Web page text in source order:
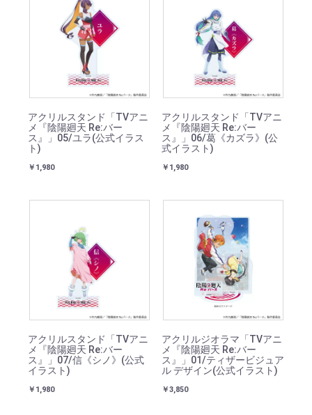
アクリルスタンド「TVアニ
メ『陰陽廻天 Re:バー
ス』」05/ユラ(公式イラス
ト)
￥1,980
アクリルスタンド「TVアニ
メ『陰陽廻天 Re:バー
ス』」06/葛《カズラ》(公
式イラスト)
￥1,980
アクリルスタンド「TVアニ
メ『陰陽廻天 Re:バー
ス』」07/信《シノ》(公式
イラスト)
￥1,980
アクリルジオラマ「TVアニ
メ『陰陽廻天 Re:バー
ス』」01/ティザービジュア
ル デザイン(公式イラスト)
￥3,850